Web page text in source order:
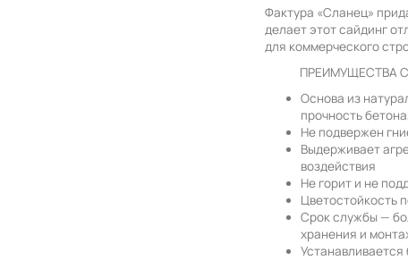
Фактура «Сланец»
делает этот сайдинг
для коммерческого
ПРЕИМУЩЕСТВА
Основа из
прочность
Не подвержен
Выдерживает
воздействия
Не горит и не
Цветостойкость
Срок службы —
хранения и